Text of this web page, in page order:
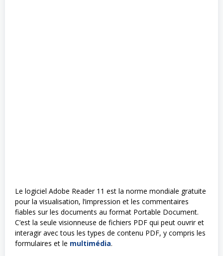
Le logiciel Adobe Reader 11 est la norme mondiale gratuite
pour la visualisation, l’impression et les commentaires
fiables sur les documents au format Portable Document.
C’est la seule visionneuse de fichiers PDF qui peut ouvrir et
interagir avec tous les types de contenu PDF, y compris les
formulaires et le multimédia.